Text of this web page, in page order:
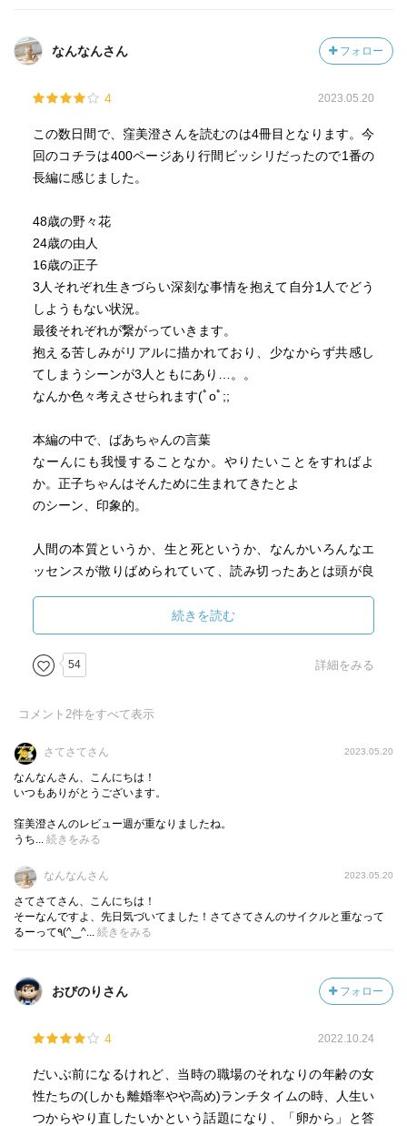
ました。今後、私にとって、この作品のことを思い出すた
なるだろう、そんな印象深い作品となりました。
ということで、まずはそんな選書の起点ともなったクジラ
に関することから触れていきたいと思います。たまたま大
きくニュース報道されるタイミングだったこともあって、
らずもニュースでさまざまに知ることができた私。この珍
しいタイミングの読書ということもあって、この作品のク
ジラ登場の記述がやたらリアルに感じられるという予想外
の演出効果の中に読み進めることができました。『東京か
らずっと離れた南の半島で、クジラが小さな湾に迷い込ん
だ』というこの作品の背景。そんな中で、このような浅瀬
にクジラが現れることの意味、クジラにとってのそのこと
の危険性がこんな風に説明されます。
に座礁して空気中にさらされると、火傷をして剝がれてし
まう』
魚ではなく、私たちと同じ哺乳類にも関わらず海に暮らす
かされます。また、こんな風に迷い込む理由について、い
ろんな説の中からこの作品ではこんな説明がなされます。
『マッコウクジラとかのハクジラ類は、自分から超音波を
け』る。『どこまでが海でどこからが陸なのか』。しか
とがあって、それで反響した音を聞けなくなって、座礁し
なるほど、海に帰りたくても帰れない、そんな可能性もあ
るのかと納得感のある説明です。であれば、素人考えとし
浮かびます。しかし、
『クジラにロープをかけて小型船で引っ張っ』た、『だけ
ど、途中でクジラが暴れて転覆して』、『それで亡くなっ
た人もいた』
にコントロールできるほど甘くはないのだと思います。ま
系にはなんの影響もないもの。クジラが感謝するわけで
も、ましてや地球が感謝するわけでもない』。
なんなんさん フォロー
4 2023.05.20
この数日間で、窪美澄さんを読むのは4冊目となります。今
回のコチラは400ページあり行間ビッシリだったので1番の
長編に感じました。
48歳の野々花
24歳の由人
16歳の正子
3人それぞれ生きづらい深刻な事情を抱えて自分1人でどう
しようもない状況。
最後それぞれが繋がっていきます。
抱える苦しみがリアルに描かれており、少なからず共感し
てしまうシーンが3人ともにあり…。。
なんか色々考えさせられます(ﾟoﾟ;;
本編の中で、ばあちゃんの言葉
なーんにも我慢することなか。やりたいことをすればよ
か。正子ちゃんはそんために生まれてきたとよ
のシーン、印象的。
人間の本質というか、生と死というか、なんかいろんなエ
ッセンスが散りばめられていて、読み切ったあとは頭が良
海老くん、優しい子だなあ(*'▽'*)
ちょいと違うジャンルを次挟もうっーと。
自分メモ 窪美澄さん
１、じっと手を
2、やめるときも
3、女に
続きを読む
54 詳細をみる
コメント 2件をすべて表示
さてさてさん 2023.05.20
なんなんさん、こんにちは！
いつもありがとうございます。
窪美澄さんのレビュー週が重なりましたね。
うち... 続きをみる
なんなんさん 2023.05.20
さてさてさん、こんにちは！
そーなんですよ、先日気づいてました！さてさてさんのサイクルと重なって
るーって٩(^‿^... 続きをみる
おびのりさん フォロー
4 2022.10.24
だいぶ前になるけれど、当時の職場のそれなりの年齢の女
性たちの(しかも離婚率やや高め)ランチタイムの時、人生い
つからやり直したいかという話題になり、「卵から」と答